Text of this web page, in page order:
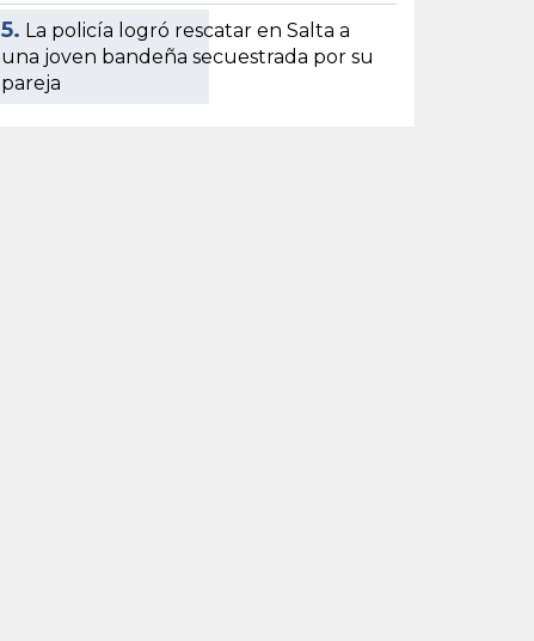
5. La policía logró rescatar en Salta a
una joven bandeña secuestrada por su
pareja